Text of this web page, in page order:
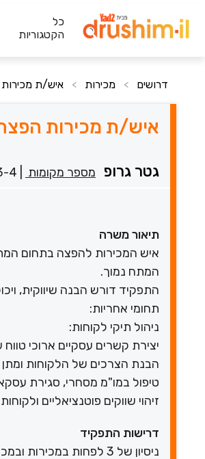
כל
הקטגוריות
דרושים > מכירות > איש/ת מכירות ועוד 2
איש/ת מכירות
גטר גרופ מספר מקומות 3-4
תיאור משרה
איש המכירות להפצה בתחום
המתח נמוך.
התפקיד דורש הבנה שיווקית,
תחומי אחריות:
ניהול תיקי לקוחות:
יצירת קשרים עסקיים ארוכי
הבנת הצרכים של הלקוחות ומתן
טיפול במו"מ מסחרי, סגירת
זיהוי שווקים פוטנציאליים
דרישות התפקיד
ניסיון של 3 לפחות במכירות ובמכירה למפיצים.